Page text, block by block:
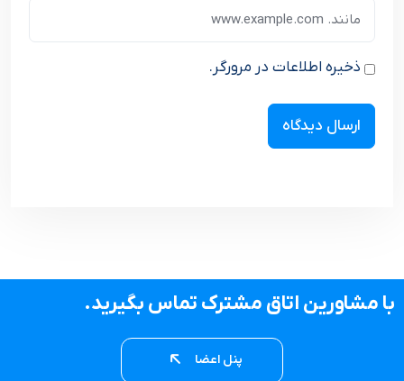
ذخیره اطلاعات در مرورگر.
با مشاورین اتاق مشترک تماس بگیرید.
پنل اعضا